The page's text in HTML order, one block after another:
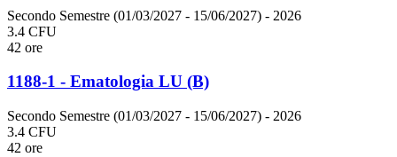
Secondo Semestre (01/03/2027 - 15/06/2027) - 2026
3.4 CFU
42 ore
1188-1 - Ematologia LU (B)
Secondo Semestre (01/03/2027 - 15/06/2027) - 2026
3.4 CFU
42 ore